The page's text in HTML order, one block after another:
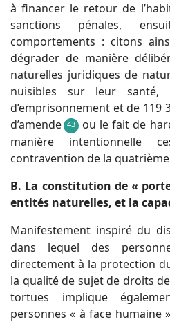
à financer le retour de
sanctions pénales,
comportements : citons
dégrader de manière
naturelles juridiques de
nuisibles sur leur santé,
d’emprisonnement et de 119
d’amende 43
ou le fait de
manière intentionnelle
contravention de la
B. La constitution de «
entités naturelles, et la
Manifestement inspiré du
dans lequel des
directement à la protection
la qualité de sujet de droits
tortues implique
personnes « à face humaine »